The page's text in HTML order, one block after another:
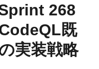
268
既
実装戦略